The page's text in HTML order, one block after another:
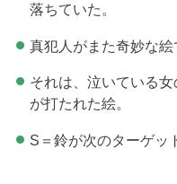
落ちていた。
真犯人がまた奇妙な
それは、泣いている
が打たれた絵。
S＝鈴が次のターゲッ